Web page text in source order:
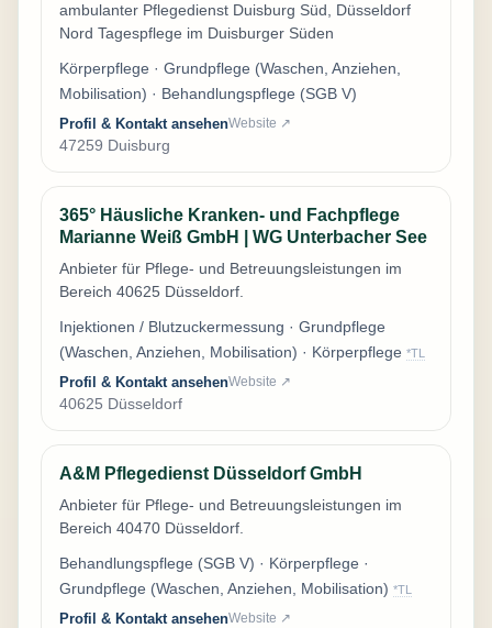
ambulanter Pflegedienst Duisburg Süd, Düsseldorf
Nord Tagespflege im Duisburger Süden
Körperpflege · Grundpflege (Waschen, Anziehen,
Mobilisation) · Behandlungspflege (SGB V)
Profil & Kontakt ansehenWebsite ↗
47259 Duisburg
365° Häusliche Kranken- und Fachpflege
Marianne Weiß GmbH | WG Unterbacher See
Anbieter für Pflege- und Betreuungsleistungen im
Bereich 40625 Düsseldorf.
Injektionen / Blutzuckermessung · Grundpflege
(Waschen, Anziehen, Mobilisation) · Körperpflege *TL
Profil & Kontakt ansehenWebsite ↗
40625 Düsseldorf
A&M Pflegedienst Düsseldorf GmbH
Anbieter für Pflege- und Betreuungsleistungen im
Bereich 40470 Düsseldorf.
Behandlungspflege (SGB V) · Körperpflege ·
Grundpflege (Waschen, Anziehen, Mobilisation) *TL
Profil & Kontakt ansehenWebsite ↗